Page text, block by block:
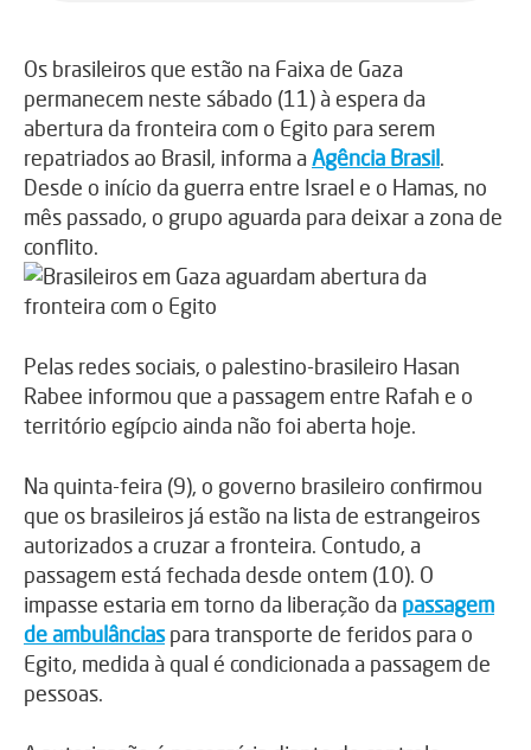
Os brasileiros que estão na Faixa de Gaza
permanecem neste sábado (11) à espera da
abertura da fronteira com o Egito para serem
repatriados ao Brasil, informa aAgência Brasil.
Desde o início da guerra entre Israel e o Hamas, no
mês passado, o grupo aguarda para deixar a zona de
conflito.
Pelas redes sociais, o palestino-brasileiro Hasan
Rabee informou que a passagem entre Rafah e o
território egípcio ainda não foi aberta hoje.
Na quinta-feira (9), o governo brasileiro confirmou
que os brasileiros já estão na lista de estrangeiros
autorizados a cruzar a fronteira. Contudo, a
passagem está fechada desde ontem (10). O
impasse estaria em torno da liberação da passagem
de ambulânciaspara transporte de feridos para o
Egito, medida à qual é condicionada a passagem de
pessoas.